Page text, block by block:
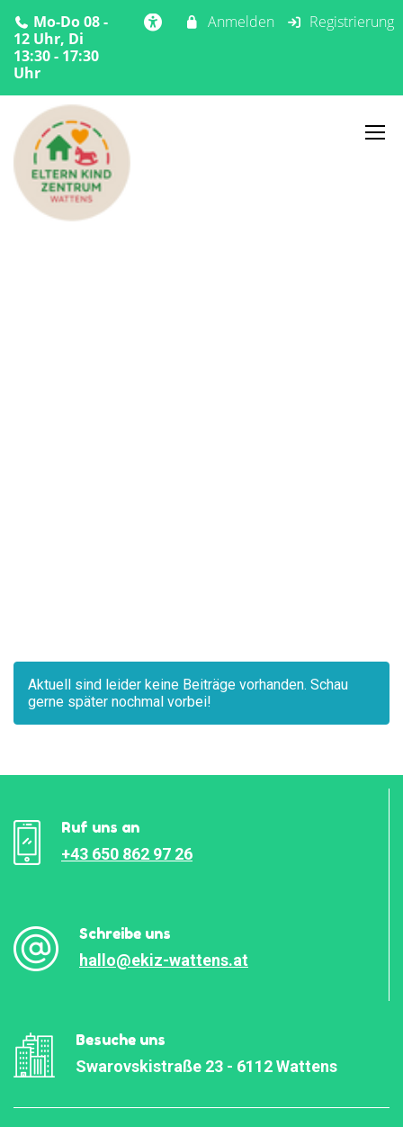
Mo-Do 08 -
12 Uhr, Di
13:30 - 17:30
Uhr
Anmelden Registrierung
Aktuell sind leider keine Beiträge vorhanden. Schau
gerne später nochmal vorbei!
Ruf uns an
+43 650 862 97 26
Schreibe uns
hallo@ekiz-wattens.at
Besuche uns
Swarovskistraße 23 - 6112 Wattens